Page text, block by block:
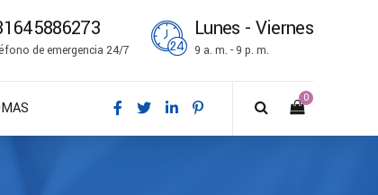
de emergencia 24/7
Lunes - Viernes
9 a. m. - 9 p. m.
0